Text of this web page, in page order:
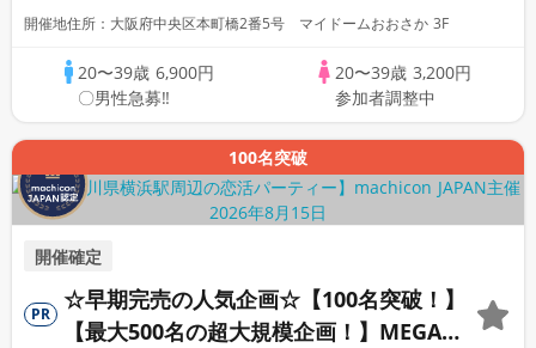
開催地住所：大阪府中央区本町橋2番5号 マイドームおおさか 3F
20〜39歳6,900円
〇男性急募‼
20〜39歳3,200円
参加者調整中
100名突破
開催確定
PR
☆早期完売の人気企画☆【100名突破！】
【最大500名の超大規模企画！】MEGA